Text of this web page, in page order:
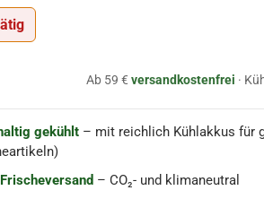
Ab 59 € versandkostenfrei ·
gekühlt– mit reichlich Kühlakkus für
– CO₂- und klimaneutral